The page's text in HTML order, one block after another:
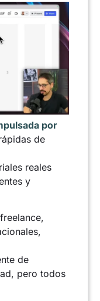
por
de
reales
y
de
pero todos